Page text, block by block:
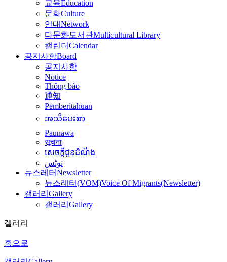
교육Education
문화Culture
연대Network
다문화도서관Multicultural Library
캘린더Calendar
공지사항Board
공지사항
Notice
Thông báo
通知
Pemberitahuan
အသိပေးစာ
Paunawa
सूचना
សេចក្តីជូនដំណឹង
نوٹس
뉴스레터Newsletter
뉴스레터(VOM)Voice Of Migrants(Newsletter)
갤러리 Gallery
갤러리 Gallery
갤러리
홈으로